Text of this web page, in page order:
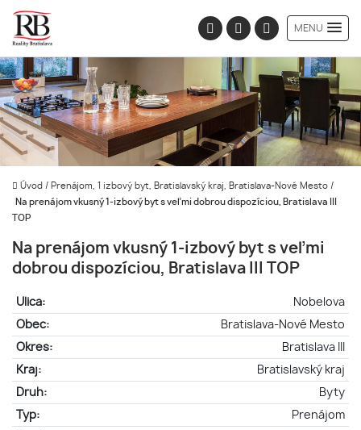
MENU
Úvod / Prenájom, 1 izbový byt, Bratislavský kraj, Bratislava-Nové Mesto /
Na prenájom vkusný 1-izbový byt s veľmi dobrou dispozíciou, Bratislava III
TOP
Na prenájom vkusný 1-izbový byt s veľmi
dobrou dispozíciou, Bratislava III TOP
Ulica:
Nobelova
Obec:
Bratislava-Nové Mesto
Okres:
Bratislava III
Kraj:
Bratislavský kraj
Druh:
Byty
Typ:
Prenájom